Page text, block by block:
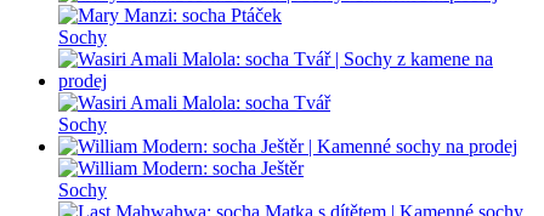
Sochy
Sochy
Sochy